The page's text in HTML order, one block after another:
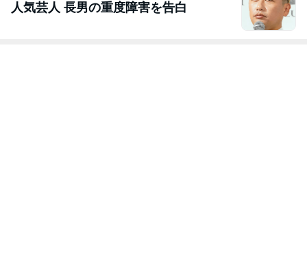
人気芸人 長男の重度障害を告白